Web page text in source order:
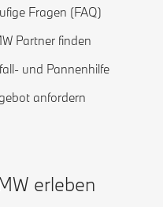
Fragen (FAQ)
Partner finden
und Pannenhilfe
anfordern
erleben